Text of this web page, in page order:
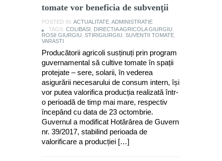
tomate vor beneficia de subvenţii
POSTED IN: ACTUALITATE ADMINISTRATIE
TAGS: COLIBASI DIRECTIA AGRICOLA GIURGIU
ROSII GIURGIU STIRIGIURGIU SUVENTII TOMATE
VARASTI
Producătorii agricoli susținuți prin program
guvernamental să cultive tomate în spații
protejate – sere, solarii, în vederea
asigurării necesarului de consum intern, își
vor putea valorifica producția realizată într-
o perioadă de timp mai mare, respectiv
începând cu data de 23 octombrie.
Guvernul a modificat Hotărârea de Guvern
nr. 39/2017, stabilind perioada de
valorificare a producției […]